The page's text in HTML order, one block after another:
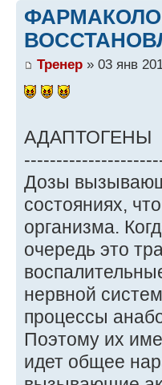
Тренер » 03 янв
АДАПТОГЕНЫ
Дозы
состояниях,
организма.
очередь это
нервной
процессы
Поэтому их
идет общее